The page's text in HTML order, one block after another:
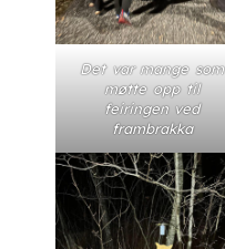
Det var mange som
møtte opp til
feiringen ved
frambrakka